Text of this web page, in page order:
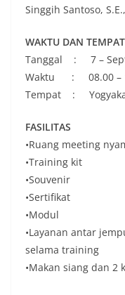
Singgih Santoso,
WAKTU DAN TEMPAT
Tanggal : 7 –
Waktu : 08.00 –
Tempat :
FASILITAS
•Ruang meeting
•Training kit
•Souvenir
•Sertifikat
•Modul
•Layanan antar
selama training
•Makan siang dan 2